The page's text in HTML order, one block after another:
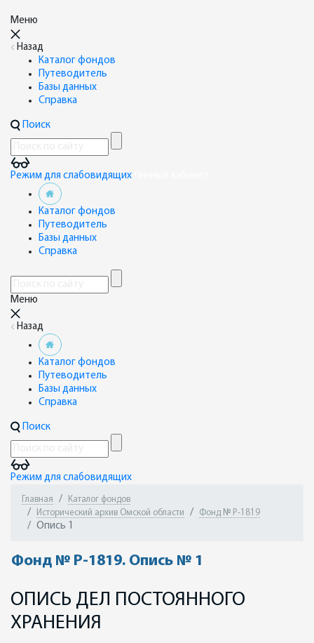
Меню
Назад
Каталог фондов
Путеводитель
Базы данных
Справка
Поиск
Режим для слабовидящих
Каталог фондов
Путеводитель
Базы данных
Справка
Меню
Назад
Каталог фондов
Путеводитель
Базы данных
Справка
Поиск
Режим для слабовидящих
Главная
Каталог фондов
Исторический архив Омской области
Фонд № Р-1819
Опись 1
Фонд № Р-1819. Опись № 1
ОПИСЬ ДЕЛ ПОСТОЯННОГО
ХРАНЕНИЯ